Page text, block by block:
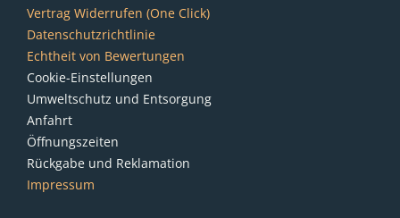
Vertrag Widerrufen (One Click)
Datenschutzrichtlinie
Echtheit von Bewertungen
Cookie-Einstellungen
Umweltschutz und Entsorgung
Anfahrt
Öffnungszeiten
Rückgabe und Reklamation
Impressum